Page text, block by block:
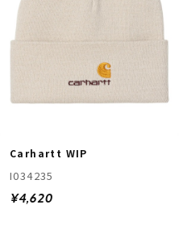
Carhartt WIP
I034235
¥4,620